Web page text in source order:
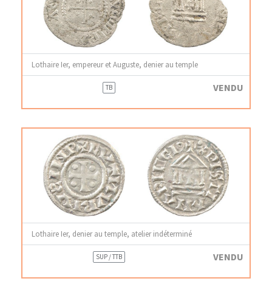
Lothaire Ier, empereur et Auguste, denier au temple
TB VENDU
Lothaire Ier, denier au temple, atelier indéterminé
SUP / TTB VENDU